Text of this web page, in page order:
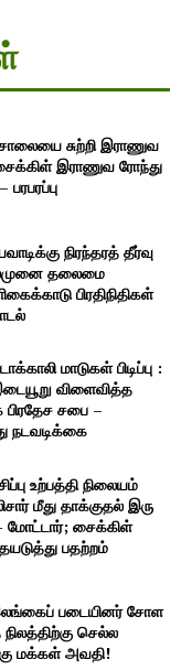
சுற்றி இராணுவ
இராணுவ ரோந்து
நிரந்தரத் தீர்வு
தலைமை
பிரதிநிதிகள்
மாடுகள் பிடிப்பு :
விளைவித்த
பிரதேச சபை –
நடவடிக்கை
உற்பத்தி நிலையம்
மீது தாக்குதல் இரு
மோட்டார்; சைக்கிள்
பதற்றம்
படையினர் சோள
செல்ல
மக்கள் அவதி!